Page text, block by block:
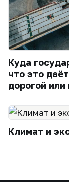
Куда
что это
дорогой или
Климат и